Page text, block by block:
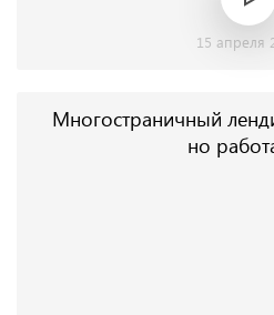
15 апреля
Многостраничный
но